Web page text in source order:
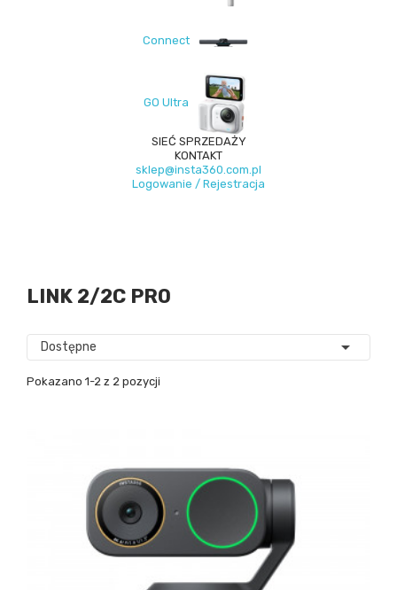
Connect
GO Ultra
SIEĆ SPRZEDAŻY
KONTAKT
sklep@insta360.com.pl
Logowanie / Rejestracja
LINK 2/2C PRO
Dostępne 
Pokazano 1-2 z 2 pozycji